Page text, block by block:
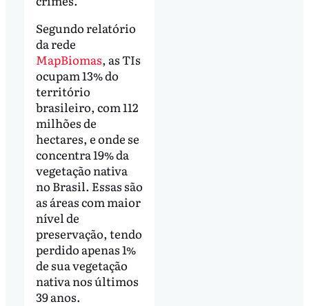
Segundo relatório
da rede
MapBiomas, as TIs
ocupam 13% do
território
brasileiro, com 112
milhões de
hectares, e onde se
concentra 19% da
vegetação nativa
no Brasil. Essas são
as áreas com maior
nível de
preservação, tendo
perdido apenas 1%
de sua vegetação
nativa nos últimos
39 anos.